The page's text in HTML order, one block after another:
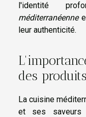
l'identité
méditerranéenne
leur authenticité.
des produits
La cuisine
et ses saveurs